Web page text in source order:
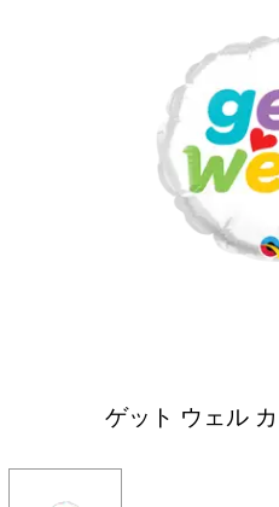
ゲット ウェル